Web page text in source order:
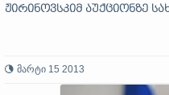
ჟირინოვსკიმ აუქციონზე
მარტი 15 2013